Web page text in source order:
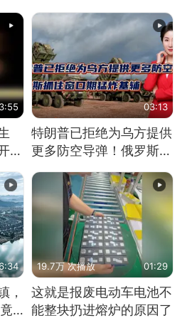
03:13
特朗普已拒绝为乌方提供
更多防空导弹！俄罗斯抓
，
19.7万 次播放 01:29
这就是报废电动车电池不
能整块扔进熔炉的原因了